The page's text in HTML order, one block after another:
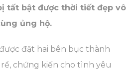
tất bật được thời tiết đẹp vô
ủng hộ.
đặt hai bên bục thành
chứng kiến cho tình yêu